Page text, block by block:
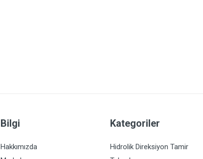
Bilgi
Hakkımızda
Kategoriler
Hidrolik Direksiyon Tamir